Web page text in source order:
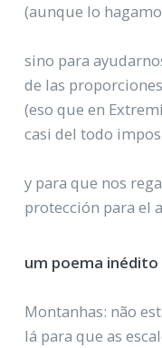
(aunque lo
sino para
de las proporciones
(eso que en
casi del todo
y para que nos
protección para el
um poema
Montanhas: não
lá para que as